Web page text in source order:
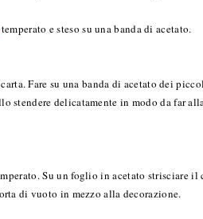
temperato e steso su una banda di acetato.
Fare su una banda di acetato dei
stendere delicatamente in modo da far
Su un foglio in acetato strisciare
di vuoto in mezzo alla decorazione.